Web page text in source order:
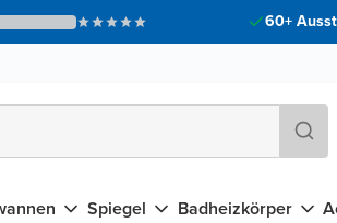
60+
Spiegel Badheizkörper